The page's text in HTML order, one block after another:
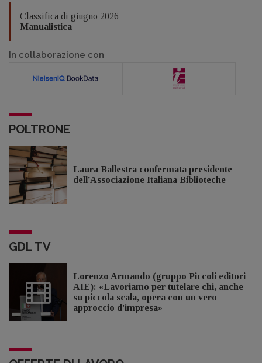
Classifica di giugno 2026
Manualistica
In collaborazione con
POLTRONE
Laura Ballestra confermata presidente
dell’Associazione Italiana Biblioteche
GDL TV
Lorenzo Armando (gruppo Piccoli editori
AIE): «Lavoriamo per tutelare chi, anche
su piccola scala, opera con un vero
approccio d'impresa»